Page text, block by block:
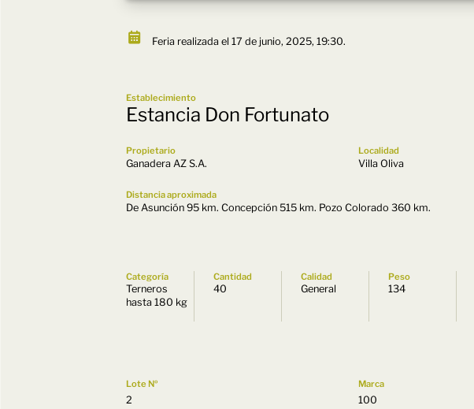
Feria realizada el 17 de junio, 2025, 19:30.
Establecimiento
Estancia Don Fortunato
Propietario
Ganadera AZ S.A.
Localidad
Villa Oliva
Distancia aproximada
De Asunción 95 km. Concepción 515 km. Pozo Colorado 360 km.
Categoría
Terneros
hasta 180 kg
Cantidad
40
Calidad
General
Peso
134
Lote Nº
2
Marca
100